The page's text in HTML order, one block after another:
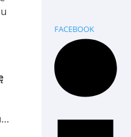
FACEBOOK